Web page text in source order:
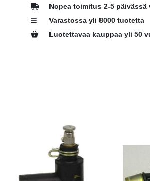
Nopea toimitus 2-5
Varastossa yli 8000 tuotetta
Luotettavaa kauppaa yli 50